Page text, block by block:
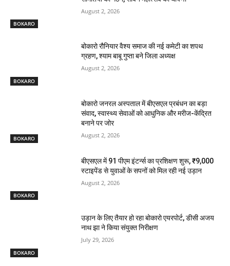
BOKARO
August 2, 2026
BOKARO
बोकारो रौनियार वैश्य समाज की नई कमेटी का शपथ
ग्रहण, श्याम बाबू गुप्ता बने जिला अध्यक्ष
August 2, 2026
BOKARO
बोकारो जनरल अस्पताल में बीएसएल प्रबंधन का बड़ा
संवाद, स्वास्थ्य सेवाओं को आधुनिक और मरीज-केंद्रित
बनाने पर जोर
August 2, 2026
BOKARO
बीएसएल में 91 पीएम इंटर्न्स का प्रशिक्षण शुरू, ₹9,000
स्टाइपेंड से युवाओं के सपनों को मिल रही नई उड़ान
August 2, 2026
BOKARO
उड़ान के लिए तैयार हो रहा बोकारो एयरपोर्ट, डीसी अजय
नाथ झा ने किया संयुक्त निरीक्षण
July 29, 2026